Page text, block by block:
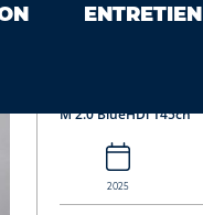
ENTRETIEN
M 2.0 BlueHDi 145ch
2025